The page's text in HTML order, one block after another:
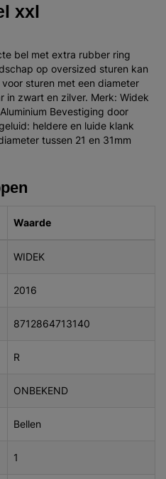
xxl
bel met extra rubber ring
op oversized sturen kan
sturen met een diameter
in zwart en zilver. Merk: Widek
Bevestiging door
heldere en luide klank
tussen 21 en 31mm
Waarde
WIDEK
2016
8712864713140
R
ONBEKEND
Bellen
1